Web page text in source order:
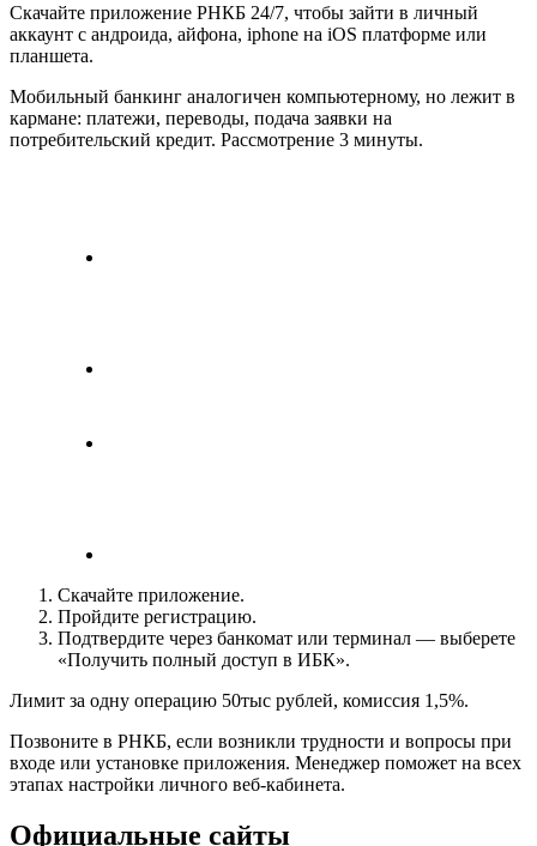
Скачайте приложение РНКБ 24/7, чтобы зайти в личный
аккаунт с андроида, айфона, iphone на iOS платформе или
планшета.
Мобильный банкинг аналогичен компьютерному, но лежит в
кармане: платежи, переводы, подача заявки на
потребительский кредит. Рассмотрение 3 минуты.
Скачайте приложение.
Пройдите регистрацию.
Подтвердите через банкомат или терминал — выберете
«Получить полный доступ в ИБК».
Лимит за одну операцию 50тыс рублей, комиссия 1,5%.
Позвоните в РНКБ, если возникли трудности и вопросы при
входе или установке приложения. Менеджер поможет на всех
этапах настройки личного веб-кабинета.
Официальные сайты